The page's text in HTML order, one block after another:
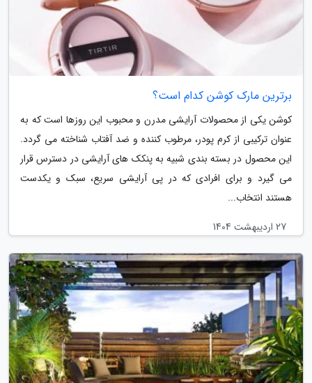
برترین مارک کوشن کدام است؟
کوشن یکی از محصولات آرایشی مدرن و محبوب این روزها است که به
عنوان ترکیبی از کرم پودر، مرطوب کننده و ضد آفتاب شناخته می گردد.
این محصول در بسته بندی شبیه به پنکک های آرایشی در دسترس قرار
می گیرد و برای افرادی که در پی آرایشی سریع، سبک و یکدست
هستند انتخاب...
27 اردیبهشت 1404